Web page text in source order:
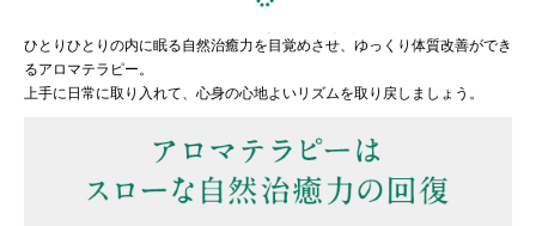
ひとりひとりの内に眠る自然治癒力を目覚めさせ、ゆっくり体質改善ができ
るアロマテラピー。
上手に日常に取り入れて、心身の心地よいリズムを取り戻しましょう。